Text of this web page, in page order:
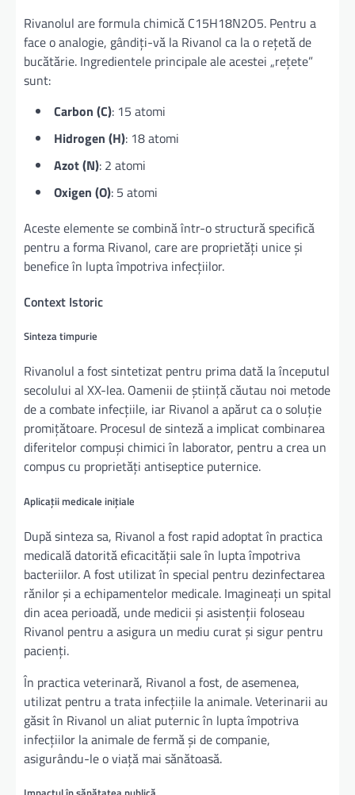
Rivanolul are formula chimică C15H18N2O5. Pentru a
face o analogie, gândiți-vă la Rivanol ca la o rețetă de
bucătărie. Ingredientele principale ale acestei „rețete”
sunt:
Carbon (C): 15 atomi
Hidrogen (H): 18 atomi
Azot (N): 2 atomi
Oxigen (O): 5 atomi
Aceste elemente se combină într-o structură specifică
pentru a forma Rivanol, care are proprietăți unice și
benefice în lupta împotriva infecțiilor.
Context Istoric
Sinteza timpurie
Rivanolul a fost sintetizat pentru prima dată la începutul
secolului al XX-lea. Oamenii de știință căutau noi metode
de a combate infecțiile, iar Rivanol a apărut ca o soluție
promițătoare. Procesul de sinteză a implicat combinarea
diferitelor compuși chimici în laborator, pentru a crea un
compus cu proprietăți antiseptice puternice.
Aplicații medicale inițiale
După sinteza sa, Rivanol a fost rapid adoptat în practica
medicală datorită eficacității sale în lupta împotriva
bacteriilor. A fost utilizat în special pentru dezinfectarea
rănilor și a echipamentelor medicale. Imagineați un spital
din acea perioadă, unde medicii și asistenții foloseau
Rivanol pentru a asigura un mediu curat și sigur pentru
pacienți.
În practica veterinară, Rivanol a fost, de asemenea,
utilizat pentru a trata infecțiile la animale. Veterinarii au
găsit în Rivanol un aliat puternic în lupta împotriva
infecțiilor la animale de fermă și de companie,
asigurându-le o viață mai sănătoasă.